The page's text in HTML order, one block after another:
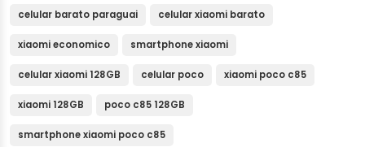
celular barato paraguai celular xiaomi barato
xiaomi economico smartphone xiaomi
celular xiaomi 128GB celular poco xiaomi poco c85
xiaomi 128GB poco c85 128GB
smartphone xiaomi poco c85